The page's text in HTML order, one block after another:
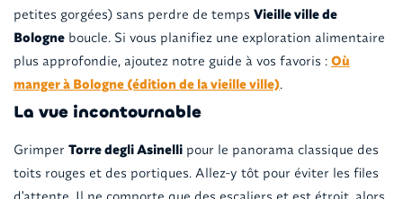
petites gorgées) sans perdre de temps Vieille ville de
Bologneboucle. Si vous planifiez une exploration alimentaire
plus approfondie, ajoutez notre guide à vos favoris : Où
manger à Bologne (édition de la vieille ville).
La vue incontournable
Grimper Torre degli Asinellipour le panorama classique des
toits rouges et des portiques. Allez-y tôt pour éviter les files
d'attente. Il ne comporte que des escaliers et est étroit, alors